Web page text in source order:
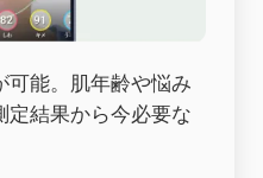
可能。肌年齢や悩み
定結果から今必要な